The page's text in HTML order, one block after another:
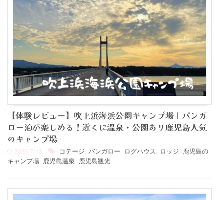
【体験レビュー】吹上浜海浜公園キャンプ場｜バンガ
ロー泊が楽しめる！近くに温泉・公園あり鹿児島人気
のキャンプ場
2026/7/13 コテージ バンガロー ログハウス ロッジ 鹿児島の
キャンプ場 鹿児島温泉 鹿児島観光